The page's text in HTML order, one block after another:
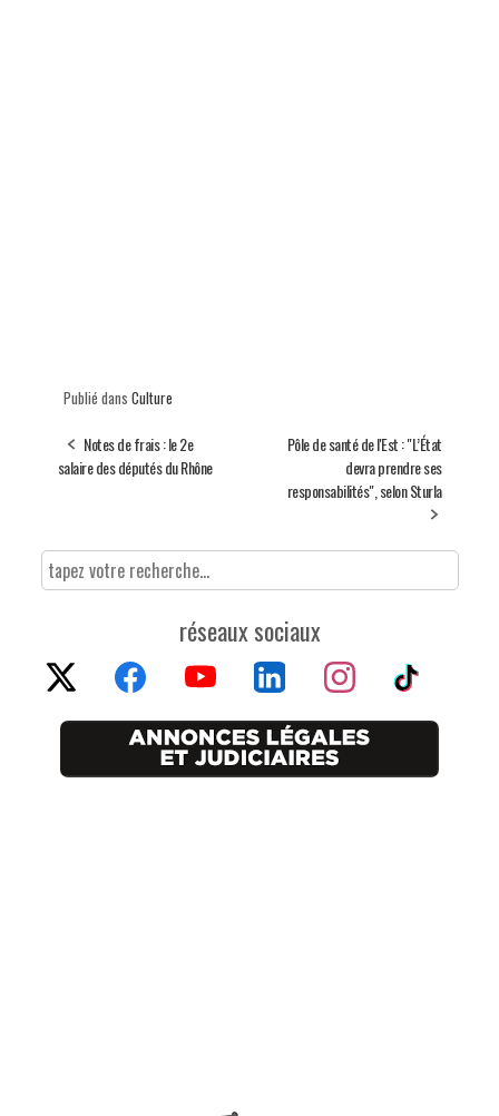
Publié dans Culture
Notes de frais : le 2e
salaire des députés du Rhône
Pôle de santé de l'Est : "L’État
devra prendre ses
responsabilités", selon Sturla
réseaux sociaux